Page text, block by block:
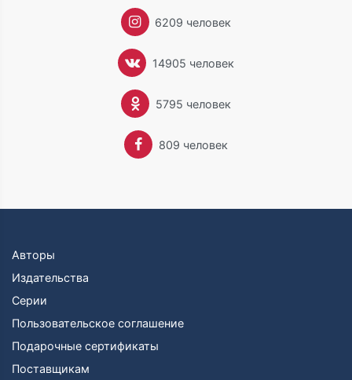
Биографию знаменитой Айседоры Дункан Юлия
давно мечтала написать. И не просто потому что
личность замечательная. Долгие годы сама Андреева
танцевала на сцене, а начинала именно с «Исповеди»
божественной Айседоры — библии питерских
танцовщиков девяностых годов.
В каждой книге Ю. Андреева старается пробовать
что-нибудь новое, найти необычный угол зрения,
придумать новый прием.
6209 человек
14905 человек
5795 человек
809 человек
Авторы
Издательства
Серии
Пользовательское соглашение
Подарочные сертификаты
Поставщикам